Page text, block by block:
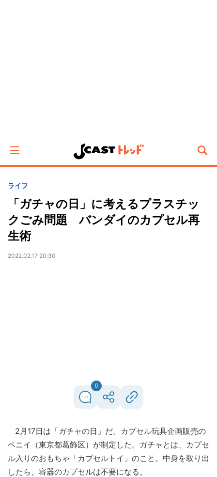
ライフ
「ガチャの日」に考えるプラスチッ
クごみ問題 バンダイのカプセル再
生術
2022.02.17 20:30
0
2月17日は「ガチャの日」だ。カプセル玩具企画販売の
ペニイ（東京都葛飾区）が制定した。ガチャとは、カプセ
ル入りのおもちゃ「カプセルトイ」のこと。中身を取り出
したら、容器のカプセルは不要になる。